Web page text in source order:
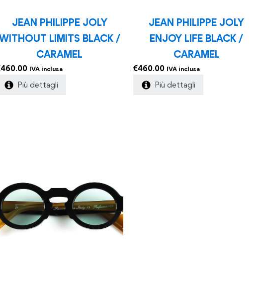
JEAN PHILIPPE JOLY
LIMITS BLACK /
CARAMEL
460.00 IVA inclusa
Più dettagli
JEAN PHILIPPE JOLY
ENJOY LIFE BLACK /
CARAMEL
€460.00 IVA inclusa
Più dettagli